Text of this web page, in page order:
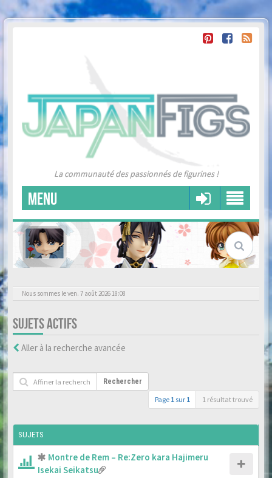
La communauté des passionnés de figurines !
MENU
Nous sommes le ven. 7 août 2026 18:08
SUJETS ACTIFS
Aller à la recherche avancée
Rechercher
Page 1 sur 1 1 résultat trouvé
SUJETS
Montre de Rem – Re:Zero kara Hajimeru
Isekai Seikatsu